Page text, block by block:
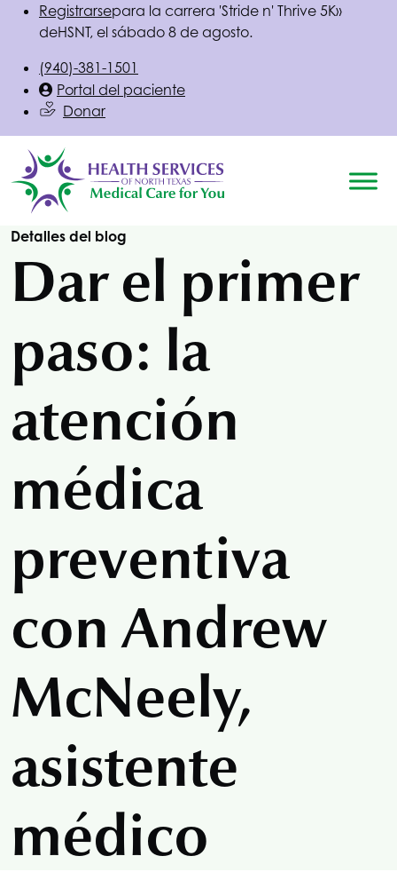
Registrarsepara la carrera 'Stride n' Thrive 5K»
deHSNT, el sábado 8 de agosto.
(940)-381-1501
Portal del paciente
Donar
Detalles del blog
Dar el primer
paso: la
atención
médica
preventiva
con Andrew
McNeely,
asistente
médico